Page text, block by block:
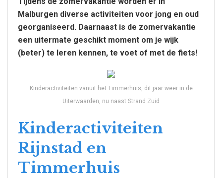
Malburgen diverse activiteiten voor jong en oud
georganiseerd. Daarnaast is de zomervakantie
een uitermate geschikt moment om je wijk
(beter) te leren kennen, te voet of met de fiets!
Kinderactiviteiten vanuit het Timmerhuis, dit jaar weer in de
Uiterwaarden, nu naast Strand Zuid
Kinderactiviteiten
Rijnstad en
Timmerhuis